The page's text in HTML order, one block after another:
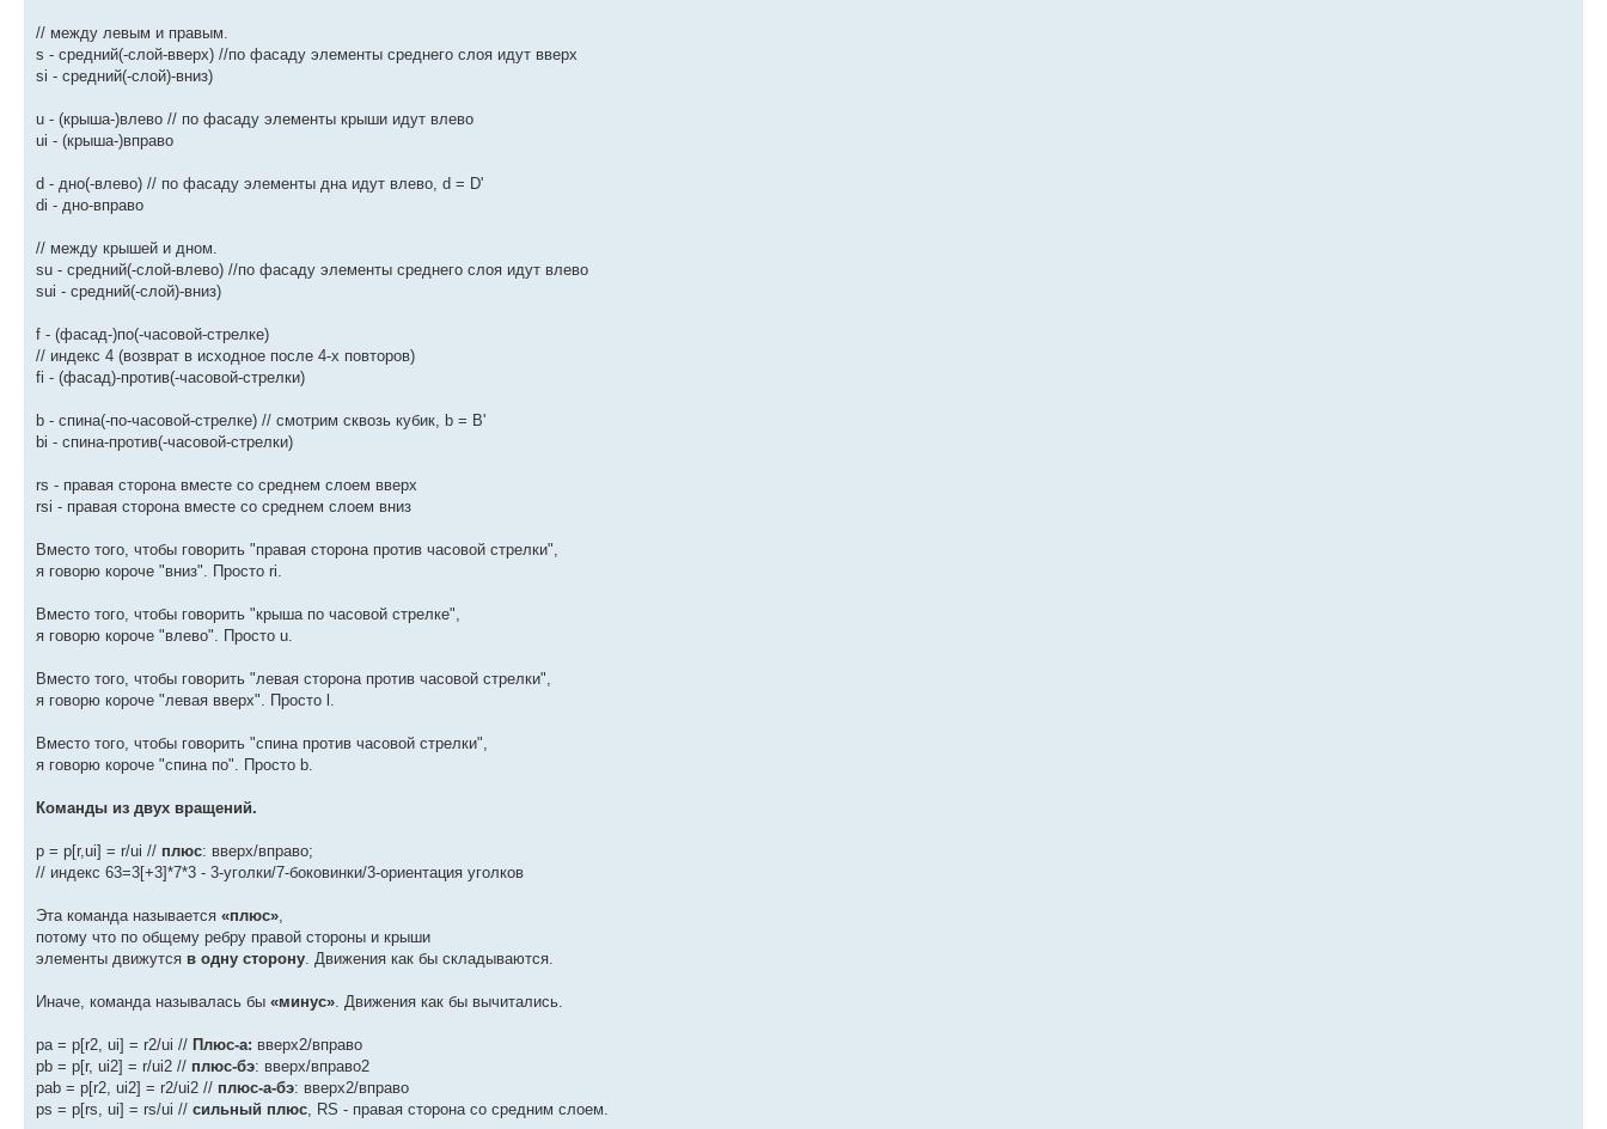
// между левым и правым.
s - средний(-слой-вверх) //по фасаду элементы среднего слоя идут вверх
si - средний(-слой)-вниз)
u - (крыша-)влево // по фасаду элементы крыши идут влево
ui - (крыша-)вправо
d - дно(-влево) // по фасаду элементы дна идут влево, d = D'
di - дно-вправо
// между крышей и дном.
su - средний(-слой-влево) //по фасаду элементы среднего слоя идут влево
sui - средний(-слой)-вниз)
f - (фасад-)по(-часовой-стрелке)
// индекс 4 (возврат в исходное после 4-х повторов)
fi - (фасад)-против(-часовой-стрелки)
b - спина(-по-часовой-стрелке) // смотрим сквозь кубик, b = B'
bi - спина-против(-часовой-стрелки)
rs - правая сторона вместе со среднем слоем вверх
rsi - правая сторона вместе со среднем слоем вниз
Вместо того, чтобы говорить "правая сторона против часовой стрелки",
я говорю короче "вниз". Просто ri.
Вместо того, чтобы говорить "крыша по часовой стрелке",
я говорю короче "влево". Просто u.
Вместо того, чтобы говорить "левая сторона против часовой стрелки",
я говорю короче "левая вверх". Просто l.
Вместо того, чтобы говорить "спина против часовой стрелки",
я говорю короче "спина по". Просто b.
Команды из двух вращений.
p = p[r,ui] = r/ui // плюс: вверх/вправо;
// индекс 63=3[+3]*7*3 - 3-уголки/7-боковинки/3-ориентация уголков
Эта команда называется «плюс»
потому что по общему ребру правой стороны и крыши
элементы движутся в одну сторону . Движения как бы складываются.
Иначе, команда называлась бы «минус» . Движения как бы вычитались.
pa = p[r2, ui] = r2/ui // Плюс-а: вверх2/вправо
pb = p[r, ui2] = r/ui2 // плюс-бэ: вверх/вправо2
pab = p[r2, ui2] = r2/ui2 // плюс-а-бэ: вверх2/вправо
ps = p[rs, ui] = rs/ui // сильный плюс , RS - правая сторона со средним слоем.